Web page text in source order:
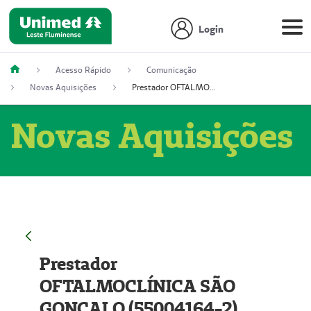
Login
Acesso Rápido
Comunicação
Novas Aquisições
Prestador OFTALMOCLÍNICA SÃO GONÇALO (55004164-2)
Novas Aquisições
Prestador
OFTALMOCLÍNICA SÃO